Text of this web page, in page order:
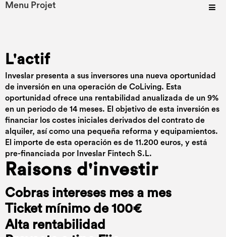
Menu Projet
L'actif
Inveslar presenta a sus inversores una nueva oportunidad
de inversión en una operación de CoLiving. Esta
oportunidad ofrece una rentabilidad anualizada de un 9%
en un periodo de 14 meses. El objetivo de esta inversión es
financiar los costes iniciales derivados del contrato de
alquiler, así como una pequeña reforma y equipamientos.
El importe de esta operación es de 11.200 euros, y está
pre-financiada por Inveslar Fintech S.L.
Raisons d'investir
Cobras intereses mes a mes
Ticket mínimo de 100€
Alta rentabilidad